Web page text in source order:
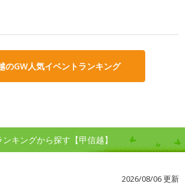
のGW人気イベントランキング
キングから探す【甲信越】
2026/08/06 更新